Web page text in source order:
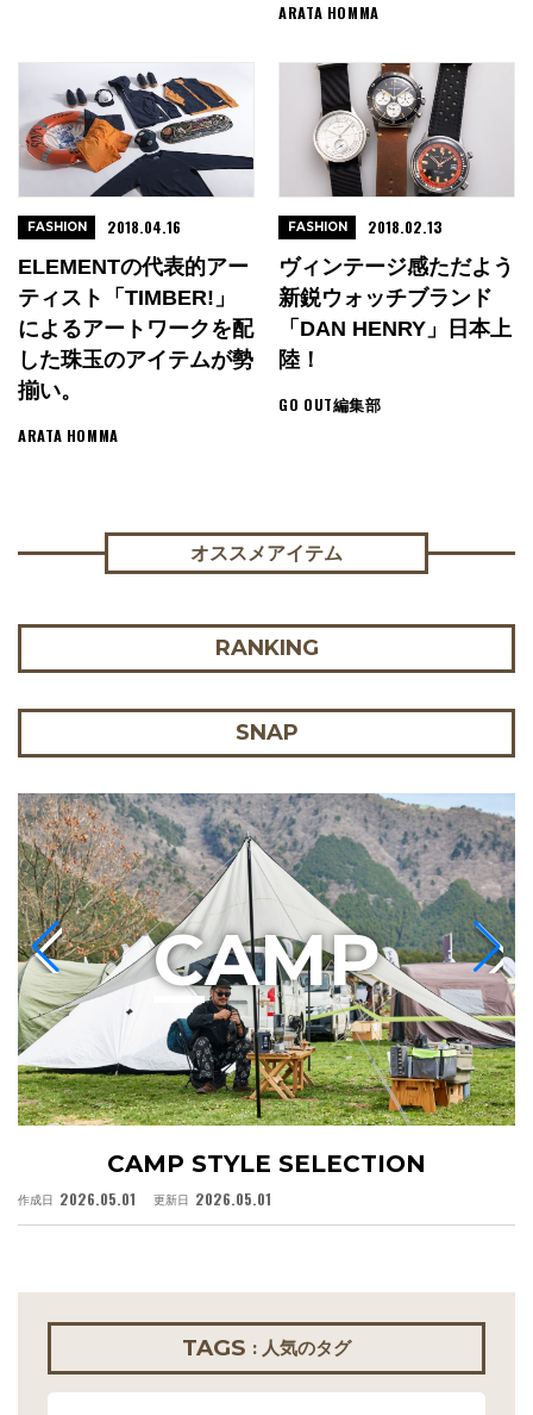
ARATA HOMMA
ELEMENTの代表的アー
ティスト「TIMBER!」
によるアートワークを配
した珠玉のアイテムが勢
揃い。
ARATA HOMMA
FASHION 2018.04.16
ヴィンテージ感ただよう
新鋭ウォッチブランド
「DAN HENRY」日本上
陸！
GO OUT編集部
FASHION 2018.02.13
オススメアイテム
RANKING
SNAP
CAMP STYLE SELECTION
作成日 2026.05.01 更新日 2026.05.01
CAMP
TAGS : 人気のタグ